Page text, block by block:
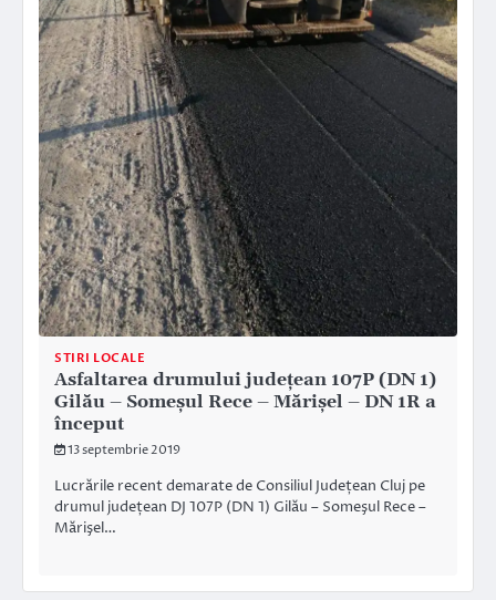
STIRI LOCALE
Asfaltarea drumului județean 107P (DN 1)
Gilău – Someşul Rece – Mărişel – DN 1R a
început
13 septembrie 2019
Lucrările recent demarate de Consiliul Județean Cluj pe
drumul județean DJ 107P (DN 1) Gilău – Someşul Rece –
Mărişel…